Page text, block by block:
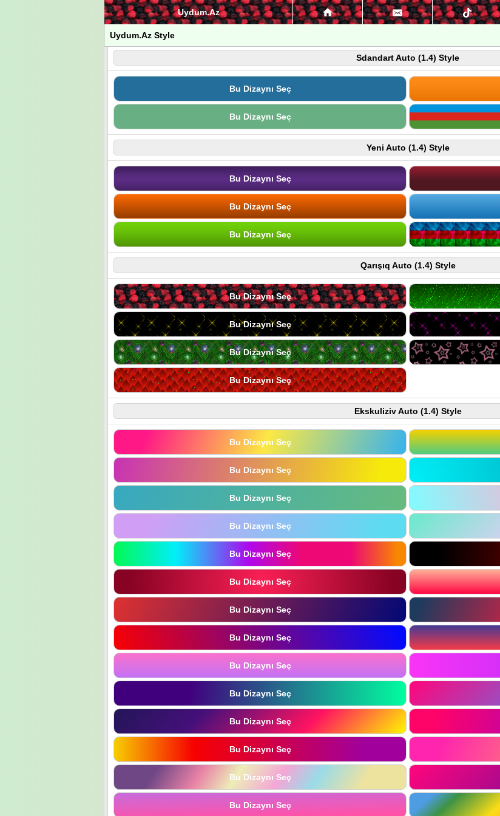
Uydum.Az
Uydum.Az Style
Sdandart Auto (1.4) Style
Bu Dizaynı Seç
Bu Dizaynı Seç
Yeni Auto (1.4) Style
Bu Dizaynı Seç
Bu Dizaynı Seç
Bu Dizaynı Seç
Qarışıq Auto (1.4) Style
Bu Dizaynı Seç
Bu Dizaynı Seç
Bu Dizaynı Seç
Bu Dizaynı Seç
Ekskuliziv Auto (1.4) Style
Bu Dizaynı Seç
Bu Dizaynı Seç
Bu Dizaynı Seç
Bu Dizaynı Seç
Bu Dizaynı Seç
Bu Dizaynı Seç
Bu Dizaynı Seç
Bu Dizaynı Seç
Bu Dizaynı Seç
Bu Dizaynı Seç
Bu Dizaynı Seç
Bu Dizaynı Seç
Bu Dizaynı Seç
Bu Dizaynı Seç